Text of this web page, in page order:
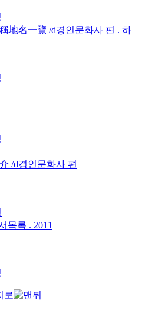
地名一覽 /d경인문화사 편 . 하
/d경인문화사 편
목록 . 2011